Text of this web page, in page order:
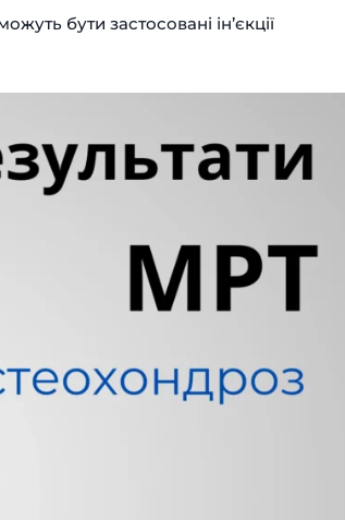
бути застосовані ін’єкції